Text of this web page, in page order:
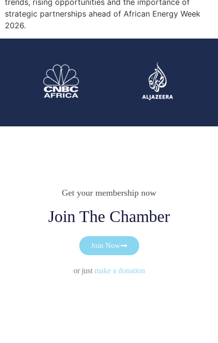
trends, rising opportunities and the importance of
strategic partnerships ahead of African Energy Week
2026.
Get your membership now
Join The Chamber
Join Now
or just make a donation